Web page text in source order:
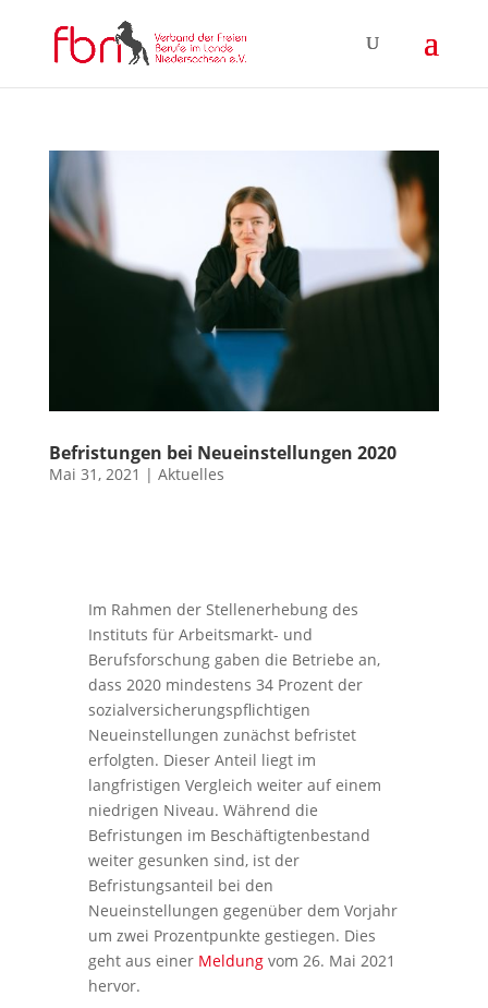
Befristungen bei Neueinstellungen 2020
Mai 31, 2021 | Aktuelles
Im Rahmen der Stellenerhebung des
Instituts für Arbeitsmarkt- und
Berufsforschung gaben die Betriebe an,
dass 2020 mindestens 34 Prozent der
sozialversicherungspflichtigen
Neueinstellungen zunächst befristet
erfolgten. Dieser Anteil liegt im
langfristigen Vergleich weiter auf einem
niedrigen Niveau. Während die
Befristungen im Beschäftigtenbestand
weiter gesunken sind, ist der
Befristungsanteil bei den
Neueinstellungen gegenüber dem Vorjahr
um zwei Prozentpunkte gestiegen. Dies
geht aus einer Meldungvom 26. Mai 2021
hervor.